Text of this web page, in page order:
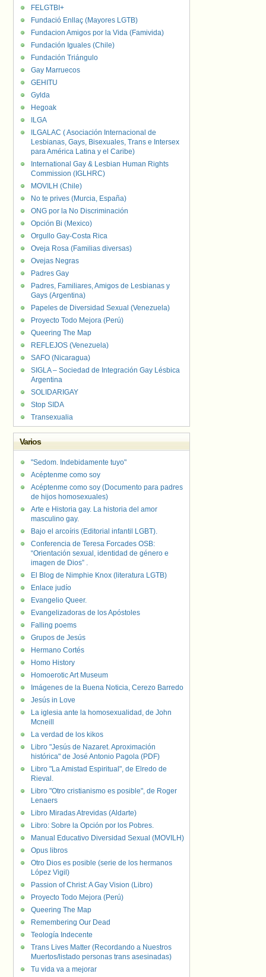
FELGTBI+
Fundació Enllaç (Mayores LGTB)
Fundacion Amigos por la Vida (Famivida)
Fundación Iguales (Chile)
Fundación Triángulo
Gay Marruecos
GEHITU
Gylda
Hegoak
ILGA
ILGALAC ( Asociación Internacional de
Lesbianas, Gays, Bisexuales, Trans e Intersex
para América Latina y el Caribe)
International Gay & Lesbian Human Rights
Commission (IGLHRC)
MOVILH (Chile)
No te prives (Murcia, España)
ONG por la No Discriminación
Opción Bi (Mexico)
Orgullo Gay-Costa Rica
Oveja Rosa (Familias diversas)
Ovejas Negras
Padres Gay
Padres, Familiares, Amigos de Lesbianas y
Gays (Argentina)
Papeles de Diversidad Sexual (Venezuela)
Proyecto Todo Mejora (Perú)
Queering The Map
REFLEJOS (Venezuela)
SAFO (Nicaragua)
SIGLA – Sociedad de Integración Gay Lésbica
Argentina
SOLIDARIGAY
Stop SIDA
Transexualia
Varios
"Sedom. Indebidamente tuyo"
Acéptenme como soy
Acéptenme como soy (Documento para padres
de hijos homosexuales)
Arte e Historia gay. La historia del amor
masculino gay.
Bajo el arcoíris (Editorial infantil LGBT).
Conferencia de Teresa Forcades OSB:
“Orientación sexual, identidad de género e
imagen de Dios” .
El Blog de Nimphie Knox (literatura LGTB)
Enlace judío
Evangelio Queer.
Evangelizadoras de los Apóstoles
Falling poems
Grupos de Jesús
Hermano Cortés
Homo History
Homoerotic Art Museum
Imágenes de la Buena Noticia, Cerezo Barredo
Jesús in Love
La iglesia ante la homosexualidad, de John
Mcneill
La verdad de los kikos
Libro "Jesús de Nazaret. Aproximación
histórica" de José Antonio Pagola (PDF)
Libro "La Amistad Espiritual", de Elredo de
Rieval.
Libro "Otro cristianismo es posible", de Roger
Lenaers
Libro Miradas Atrevidas (Aldarte)
Libro: Sobre la Opción por los Pobres.
Manual Educativo Diversidad Sexual (MOVILH)
Opus libros
Otro Dios es posible (serie de los hermanos
López Vigil)
Passion of Christ: A Gay Vision (Libro)
Proyecto Todo Mejora (Perú)
Queering The Map
Remembering Our Dead
Teología Indecente
Trans Lives Matter (Recordando a Nuestros
Muertos/listado personas trans asesinadas)
Tu vida va a mejorar